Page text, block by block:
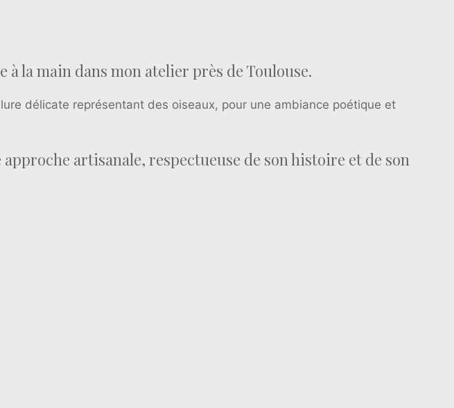
la main dans mon atelier près de Toulouse.
délicate représentant des oiseaux, pour une ambiance poétique et
artisanale, respectueuse de son histoire et de son